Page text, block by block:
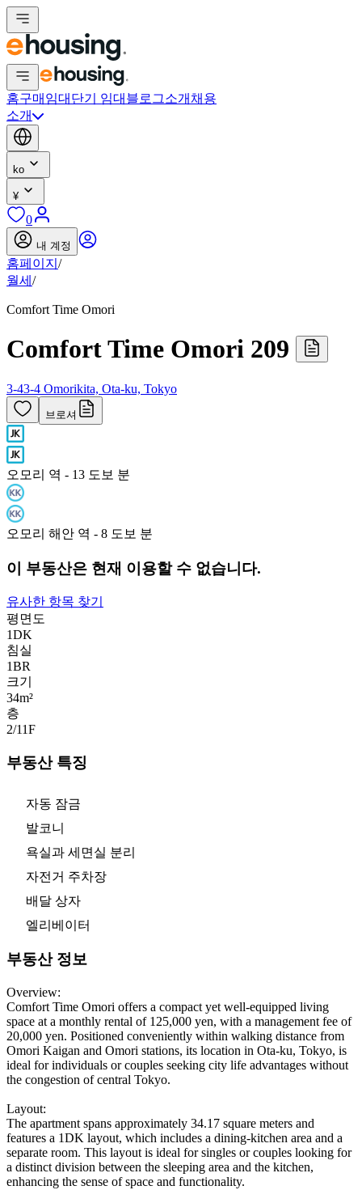
홈구매 임대 단기 임대 블로그소개 채용
소개
ko
¥
0
내 계정
홈페이지 /
월세 /
Comfort Time Omori
Comfort Time Omori 209
3-43-4 Omorikita, Ota-ku, Tokyo
브로셔
오모리 역 - 13 도보 분
오모리 해안 역 - 8 도보 분
이 부동산은 현재 이용할 수 없습니다.
유사한 항목 찾기
평면도
1DK
침실
1BR
크기
34m²
층
2/11F
부동산 특징
자동 잠금
발코니
욕실과 세면실 분리
자전거 주차장
배달 상자
엘리베이터
부동산 정보
Overview:
Comfort Time Omori offers a compact yet well-equipped living
space at a monthly rental of 125,000 yen, with a management fee of
20,000 yen. Positioned conveniently within walking distance from
Omori Kaigan and Omori stations, its location in Ota-ku, Tokyo, is
ideal for individuals or couples seeking city life advantages without
the congestion of central Tokyo.
Layout:
The apartment spans approximately 34.17 square meters and
features a 1DK layout, which includes a dining-kitchen area and a
separate room. This layout is ideal for singles or couples looking for
a distinct division between the sleeping area and the kitchen,
enhancing the sense of space and functionality.